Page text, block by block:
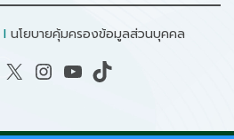
I นโยบายคุ้มครองข้อมูลส่วนบุคคล
X Instagram YouTube TikTok